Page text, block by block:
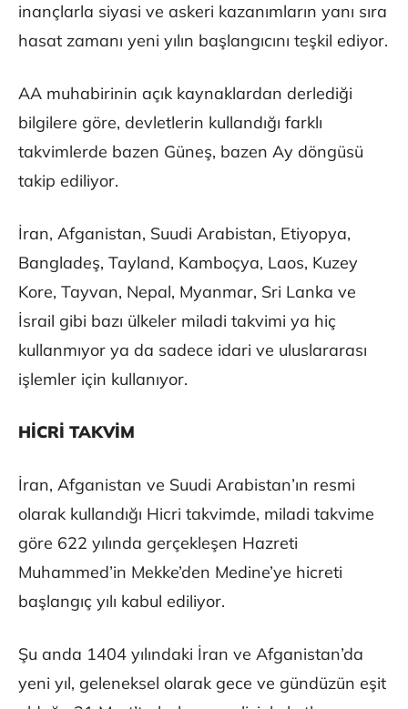
inançlarla siyasi ve askeri kazanımların yanı sıra
hasat zamanı yeni yılın başlangıcını teşkil ediyor.
AA muhabirinin açık kaynaklardan derlediği
bilgilere göre, devletlerin kullandığı farklı
takvimlerde bazen Güneş, bazen Ay döngüsü
takip ediliyor.
İran, Afganistan, Suudi Arabistan, Etiyopya,
Bangladeş, Tayland, Kamboçya, Laos, Kuzey
Kore, Tayvan, Nepal, Myanmar, Sri Lanka ve
İsrail gibi bazı ülkeler miladi takvimi ya hiç
kullanmıyor ya da sadece idari ve uluslararası
işlemler için kullanıyor.
HİCRİ TAKVİM
İran, Afganistan ve Suudi Arabistan’ın resmi
olarak kullandığı Hicri takvimde, miladi takvime
göre 622 yılında gerçekleşen Hazreti
Muhammed’in Mekke’den Medine’ye hicreti
başlangıç yılı kabul ediliyor.
Şu anda 1404 yılındaki İran ve Afganistan’da
yeni yıl, geleneksel olarak gece ve gündüzün eşit